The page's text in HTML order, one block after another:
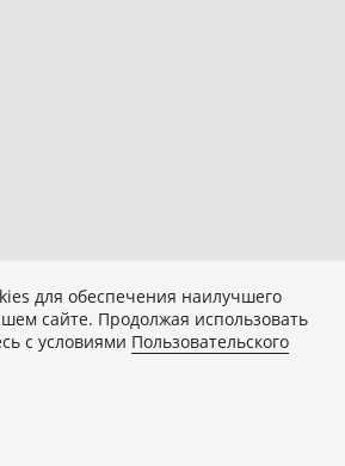
для обеспечения наилучшего
сайте. Продолжая использовать
с условиями Пользовательского